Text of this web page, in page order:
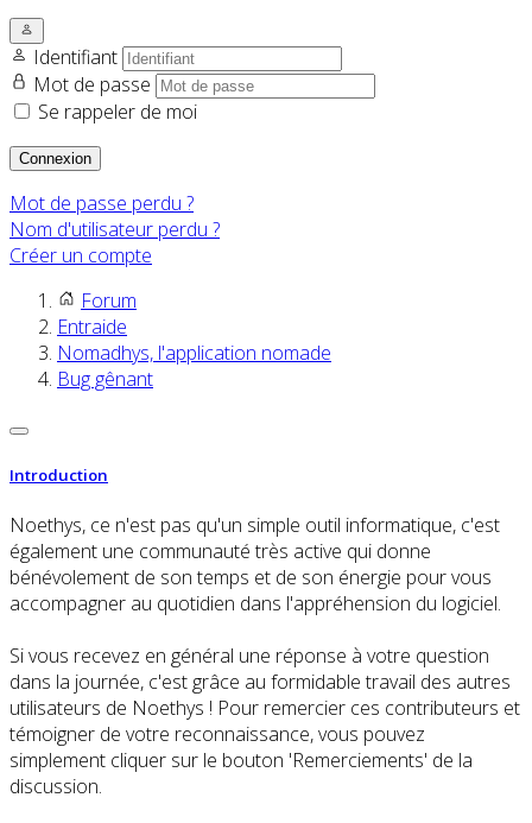
Identifiant
Mot de passe
Se rappeler de moi
Connexion
Mot de passe perdu ?
Nom d'utilisateur perdu ?
Créer un compte
Forum
Entraide
Nomadhys, l'application nomade
Bug gênant
Introduction
Noethys, ce n'est pas qu'un simple outil informatique, c'est
également une communauté très active qui donne
bénévolement de son temps et de son énergie pour vous
accompagner au quotidien dans l'appréhension du logiciel.
Si vous recevez en général une réponse à votre question
dans la journée, c'est grâce au formidable travail des autres
utilisateurs de Noethys ! Pour remercier ces contributeurs et
témoigner de votre reconnaissance, vous pouvez
simplement cliquer sur le bouton 'Remerciements' de la
discussion.